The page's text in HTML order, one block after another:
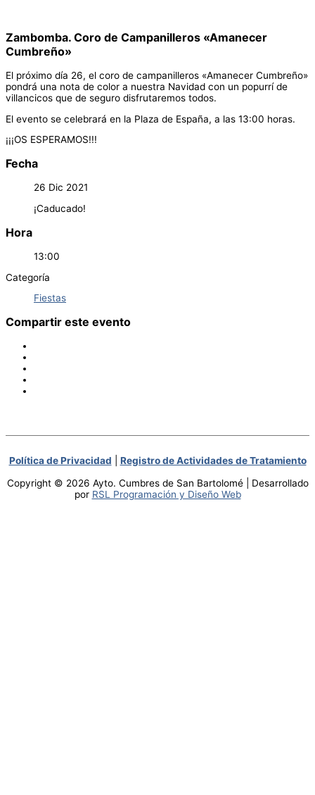
Zambomba. Coro de Campanilleros «Amanecer
Cumbreño»
El próximo día 26, el coro de campanilleros «Amanecer Cumbreño»
pondrá una nota de color a nuestra Navidad con un popurrí de
villancicos que de seguro disfrutaremos todos.
El evento se celebrará en la Plaza de España, a las 13:00 horas.
¡¡¡OS ESPERAMOS!!!
Fecha
26 Dic 2021
¡Caducado!
Hora
13:00
Categoría
Fiestas
Compartir este evento
Política de Privacidad
Registro de Actividades de Tratamiento
Copyright © 2026 Ayto. Cumbres de San Bartolomé | Desarrollado
por RSL Programación y Diseño Web